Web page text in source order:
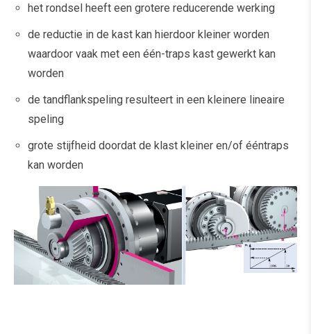
het rondsel heeft een grotere reducerende werking
de reductie in de kast kan hierdoor kleiner worden
waardoor vaak met een één-traps kast gewerkt kan
worden
de tandflankspeling resulteert in een kleinere lineaire
speling
grote stijfheid doordat de klast kleiner en/of ééntraps
kan worden